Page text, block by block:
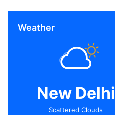
Weather
New Delhi
Scattered Clouds